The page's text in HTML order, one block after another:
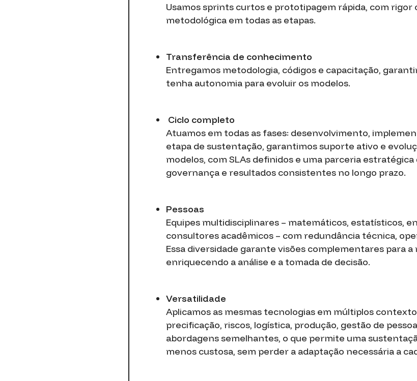
Usamos sprints curtos e prototipagem rápida, com
metodológica em todas as etapas.
Transferência de conhecimento
Entregamos metodologia, códigos e capacitação,
tenha autonomia para evoluir os modelos.
Ciclo completo
Atuamos em todas as fases: desenvolvimento,
etapa de sustentação, garantimos suporte ativo e
modelos, com SLAs definidos e uma parceria estratégica
governança e resultados consistentes no longo prazo.
Pessoas
Equipes multidisciplinares – matemáticos, estatísticos,
consultores acadêmicos – com redundância técnica,
Essa diversidade garante visões complementares para a
enriquecendo a análise e a tomada de decisão.
Versatilidade
Aplicamos as mesmas tecnologias em múltiplos
precificação, riscos, logística, produção, gestão de
abordagens semelhantes, o que permite uma
menos custosa, sem perder a adaptação necessária a